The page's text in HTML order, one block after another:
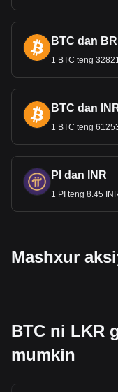
iqtisodiyotga hissa
Bitget kripto-fiat
ko'rsatadiki, eng
BTC dan LKR ga,
mumkinligini bilish
BTC dan
1 BTC teng
BTC dan
1 BTC teng
PI dan INR
1 PI teng 8.45
Mashxur
BTC ni LKR
mumkin